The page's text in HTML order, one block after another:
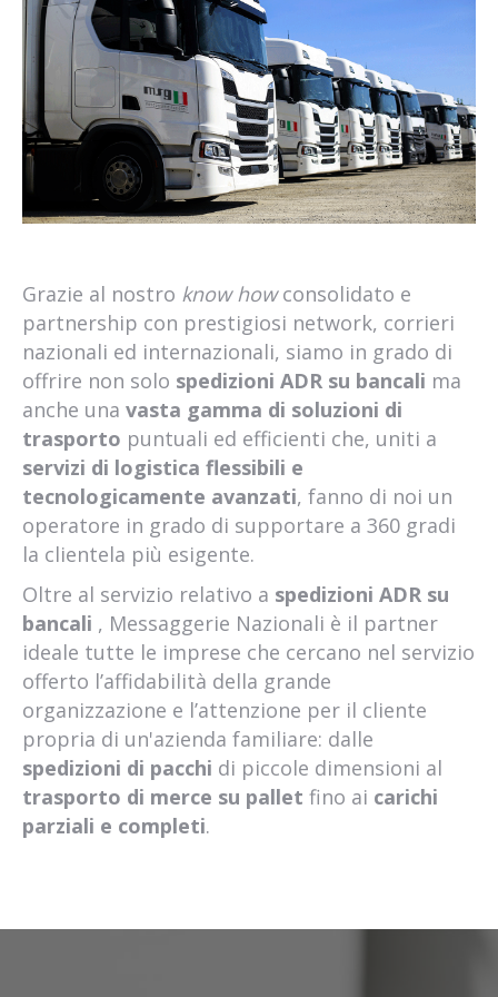
Grazie al nostro know howconsolidato e
partnership con prestigiosi network, corrieri
nazionali ed internazionali, siamo in grado di
offrire non solo spedizioni ADR su bancali ma
anche una vasta gamma di soluzioni di
trasporto puntuali ed efficienti che, uniti a
servizi di logistica flessibili e
tecnologicamente avanzati, fanno di noi un
operatore in grado di supportare a 360 gradi
la clientela più esigente.
Oltre al servizio relativo a spedizioni ADR su
bancali , Messaggerie Nazionali è il partner
ideale tutte le imprese che cercano nel servizio
offerto l’affidabilità della grande
organizzazione e l’attenzione per il cliente
propria di un'azienda familiare: dalle
spedizioni di pacchi di piccole dimensioni al
trasporto di merce su pallet fino ai carichi
parziali e completi.